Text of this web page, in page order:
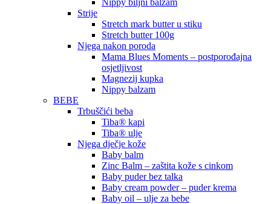
Nippy biljni balzam
Strije
Stretch mark butter u stiku
Stretch butter 100g
Njega nakon poroda
Mama Blues Moments – postporođajna
osjetljivost
Magnezij kupka
Nippy balzam
BEBE
Trbuščići beba
Tiba® kapi
Tiba® ulje
Njega dječje kože
Baby balm
Zinc Balm – zaštita kože s cinkom
Baby puder bez talka
Baby cream powder – puder krema
Baby oil – ulje za bebe